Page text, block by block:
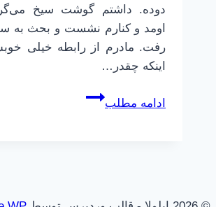
دوده. داشتم گوشت سیخ
اومد و کنارم نشست و بحث
رفت. مادرم از رابطه خیلی
اینکه چقدر…
ادامه مطلب
و